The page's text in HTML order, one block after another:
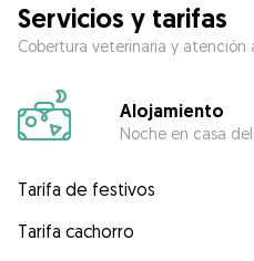
Servicios y tarifas
Cobertura veterinaria y
Alojamiento
Noche en casa
Tarifa de festivos
Tarifa cachorro